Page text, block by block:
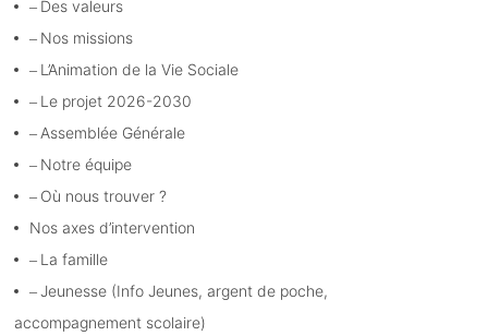
Des valeurs
Nos missions
L’Animation de la Vie Sociale
Le projet 2026-2030
Assemblée Générale
Notre équipe
Où nous trouver ?
Nos axes d’intervention
La famille
Jeunesse (Info Jeunes, argent de poche,
accompagnement scolaire)